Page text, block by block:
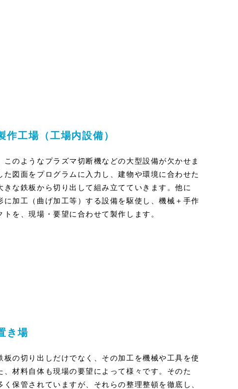
作工場（工場内設備）
このようなプラズマ切断機などの大型設備が欠かせま
た図面をプログラムに入力し、建物や環境に合わせた
きな鉄板から切り出して組み立てていきます。他に
に加工（曲げ加工等）する設備を駆使し、機械＋手作
トを、現場・要望に合わせて製作します。
き場
板の切り出しだけでなく、その加工を機械や工具を使
、材料自体も現場の要望によって様々です。そのた
く保管されていますが、それらの整理整頓を徹底し、